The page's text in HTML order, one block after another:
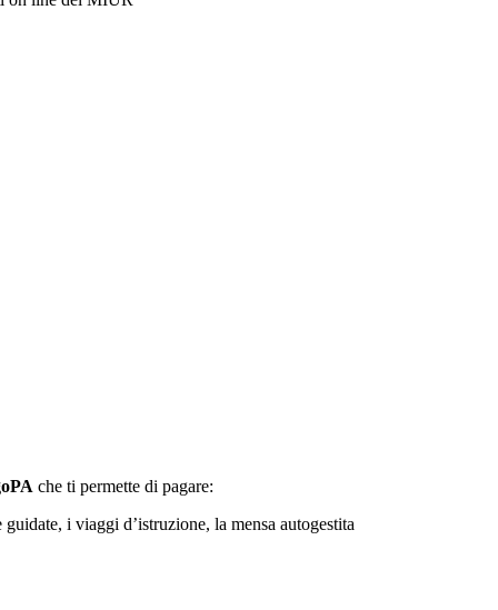
che ti permette di pagare:
i viaggi d’istruzione, la mensa autogestita